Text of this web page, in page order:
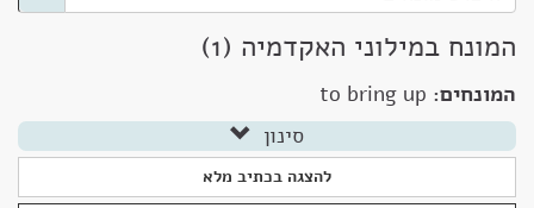
המונח במילוני האקדמיה (1)
המונחים: to bring up
סינון
להצגה בכתיב מלא